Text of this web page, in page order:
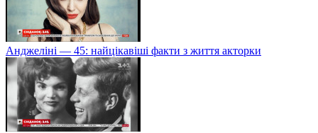
Анджеліні — 45: найцікавіші факти з життя акторки